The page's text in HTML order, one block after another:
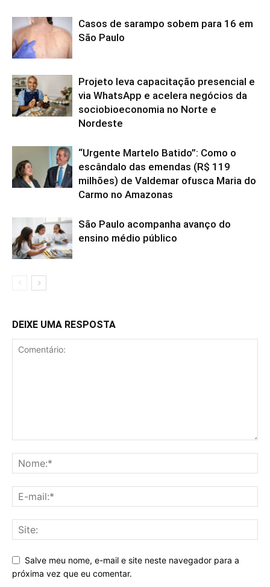
Casos de sarampo sobem para 16 em
São Paulo
Projeto leva capacitação presencial e
via WhatsApp e acelera negócios da
sociobioeconomia no Norte e
Nordeste
“Urgente Martelo Batido”: Como o
escândalo das emendas (R$ 119
milhões) de Valdemar ofusca Maria do
Carmo no Amazonas
São Paulo acompanha avanço do
ensino médio público
DEIXE UMA RESPOSTA
Salve meu nome, e-mail e site neste navegador para a
próxima vez que eu comentar.